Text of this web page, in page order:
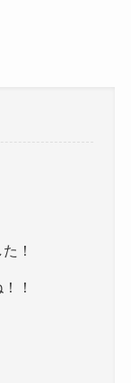
！
！